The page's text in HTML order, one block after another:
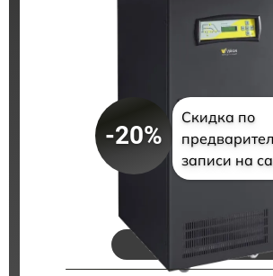
-20%
Скидка по
записи на
Цены на ремонт